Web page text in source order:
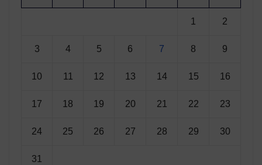
1 2
3 4 5 6 7 8 9
10 11 12 13 14 15 16
17 18 19 20 21 22 23
24 25 26 27 28 29 30
31